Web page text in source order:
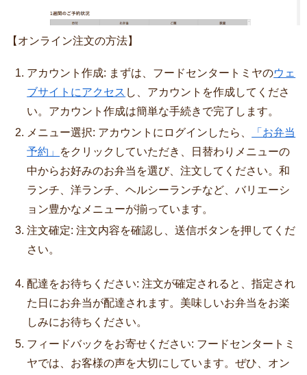
【オンライン注文の方法】
アカウント作成: まずは、フードセンタートミヤのウェ
ブサイトにアクセス し、アカウントを作成してくださ
い。アカウント作成は簡単な手続きで完了します。
メニュー選択: アカウントにログインしたら、
「お弁当
予約」
をクリックしていただき、日替わりメニューの
中からお好みのお弁当を選び、注文してください。和
ランチ、洋ランチ、ヘルシーランチなど、バリエーシ
ョン豊かなメニューが揃っています。
注文確定: 注文内容を確認し、送信ボタンを押してくだ
さい。
配達をお待ちください: 注文が確定されると、指定され
た日にお弁当が配達されます。美味しいお弁当をお楽
しみにお待ちください。
フィードバックをお寄せください: フードセンタートミ
ヤでは、お客様の声を大切にしています。ぜひ、オン